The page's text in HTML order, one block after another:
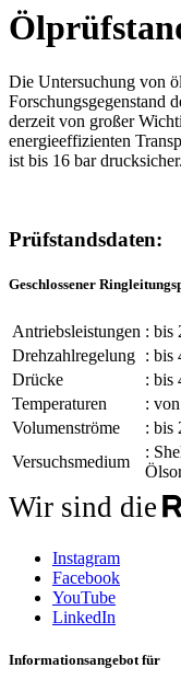
Die Untersuchung von
Forschungsgegenstand
derzeit von großer
energieeffizienten
ist bis 16 bar drucksicher.
Prüfstandsdaten:
Geschlossener
Antriebsleistungen : bis
Drehzahlregelung : bis
Drücke
: bis
Temperaturen
:
Volumenströme
: bis
Versuchsmedium
:
Wir sind die
Instagram
Facebook
YouTube
LinkedIn
Informationsangebot für